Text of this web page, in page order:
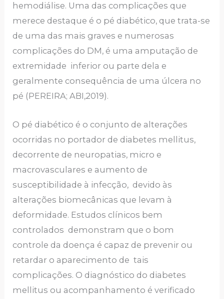
hemodiálise. Uma das complicações que
merece destaque é o pé diabético, que trata-se
de uma das mais graves e numerosas
complicações do DM, é uma amputação de
extremidade inferior ou parte dela e
geralmente consequência de uma úlcera no
pé (PEREIRA; ABI,2019).
O pé diabético é o conjunto de alterações
ocorridas no portador de diabetes mellitus,
decorrente de neuropatias, micro e
macrovasculares e aumento de
susceptibilidade à infecção, devido às
alterações biomecânicas que levam à
deformidade. Estudos clínicos bem
controlados demonstram que o bom
controle da doença é capaz de prevenir ou
retardar o aparecimento de tais
complicações. O diagnóstico do diabetes
mellitus ou acompanhamento é verificado